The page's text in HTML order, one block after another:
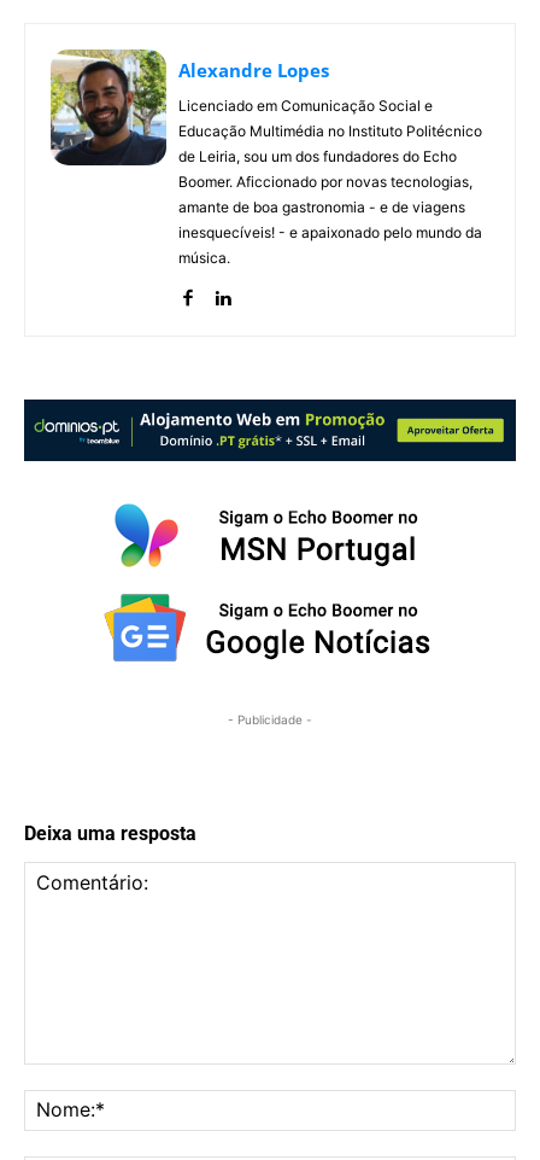
Alexandre Lopes
Licenciado em Comunicação Social e
Educação Multimédia no Instituto Politécnico
de Leiria, sou um dos fundadores do Echo
Boomer. Aficcionado por novas tecnologias,
amante de boa gastronomia - e de viagens
inesquecíveis! - e apaixonado pelo mundo da
música.
- Publicidade -
Deixa uma resposta